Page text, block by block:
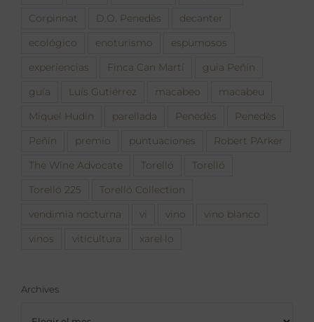
Corpinnat D.O. Penedès decanter
ecológico enoturismo espumosos
experiencias Finca Can Martí guia Peñín
guía Luís Gutiérrez macabeo macabeu
Miquel Hudin parellada Penedès Penedès
Peñín premio puntuaciones Robert PArker
The Wine Advocate Torelló Torelló
Torelló 225 Torelló Collection
vendimia nocturna vi vino vino blanco
vinos viticultura xarel·lo
Archives